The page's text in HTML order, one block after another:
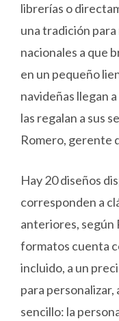
librerías o
una tradición
nacionales a que
en un pequeño
navideñas llegan
las regalan a sus
Romero, gerente
Hay 20 diseños
corresponden a
anteriores, según
formatos cuenta
incluido, a un
para personalizar,
sencillo: la